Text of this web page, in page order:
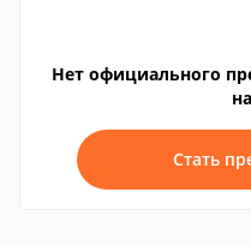
Нет официального
Стать